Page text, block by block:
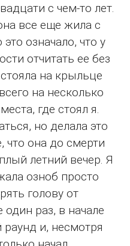
с чем-то лет.
все еще жила с
означало, что у
отчитать ее без
на крыльце
на несколько
где стоял я.
но делала это
что она до смерти
летний вечер. Я
озноб просто
голову от
один раз, в начале
и, несмотря